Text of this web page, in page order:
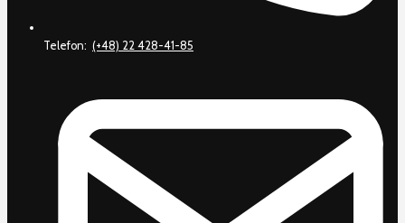
Telefon: (+48) 22 428-41-85